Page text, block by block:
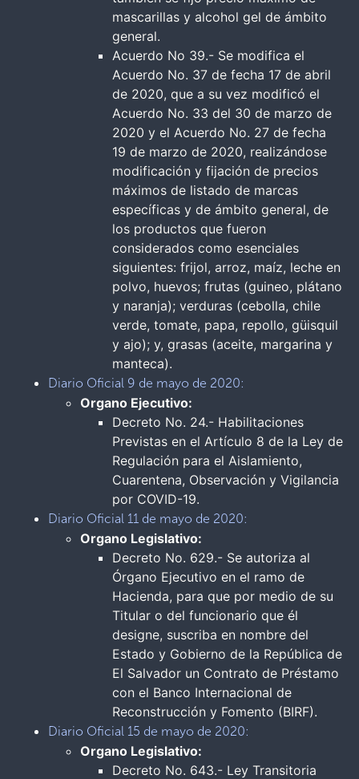
mascarillas y alcohol gel de ámbito
general.
Acuerdo No 39.- Se modifica el
Acuerdo No. 37 de fecha 17 de abril
de 2020, que a su vez modificó el
Acuerdo No. 33 del 30 de marzo de
2020 y el Acuerdo No. 27 de fecha
19 de marzo de 2020, realizándose
modificación y fijación de precios
máximos de listado de marcas
específicas y de ámbito general, de
los productos que fueron
considerados como esenciales
siguientes: frijol, arroz, maíz, leche en
polvo, huevos; frutas (guineo, plátano
y naranja); verduras (cebolla, chile
verde, tomate, papa, repollo, güisquil
y ajo); y, grasas (aceite, margarina y
manteca).
Diario Oficial 9 de mayo de 2020:
Organo Ejecutivo:
Decreto No. 24.- Habilitaciones
Previstas en el Artículo 8 de la Ley de
Regulación para el Aislamiento,
Cuarentena, Observación y Vigilancia
por COVID-19.
Diario Oficial 11 de mayo de 2020:
Organo Legislativo:
Decreto No. 629.- Se autoriza al
Órgano Ejecutivo en el ramo de
Hacienda, para que por medio de su
Titular o del funcionario que él
designe, suscriba en nombre del
Estado y Gobierno de la República de
El Salvador un Contrato de Préstamo
con el Banco Internacional de
Reconstrucción y Fomento (BIRF).
Diario Oficial 15 de mayo de 2020:
Organo Legislativo:
Decreto No. 643.- Ley Transitoria